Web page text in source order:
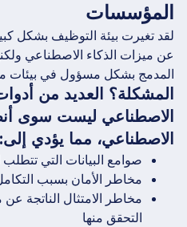
المؤسسات
لقد تغيرت بيئة التوظيف بشكل
عن ميزات الذكاء الاصطناعي
المدمج بشكل مسؤول في بيئات
المشكلة؟ العديد من أدوات
الاصطناعي ليست سوى
الاصطناعي، مما يؤدي إلى:
صوامع البيانات التي تتطلب
مخاطر الأمان بسبب التكامل
مخاطر الامتثال الناتجة عن
التحقق منها